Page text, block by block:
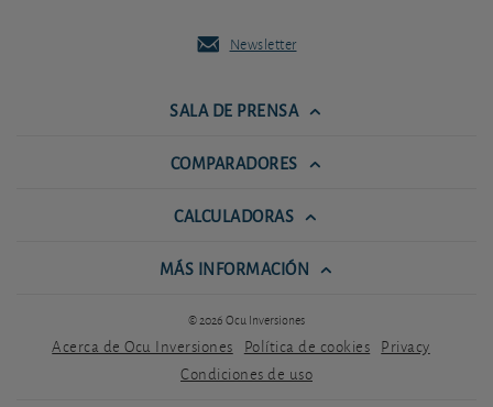
Newsletter
SALA DE PRENSA
COMPARADORES
CALCULADORAS
MÁS INFORMACIÓN
© 2026 Ocu Inversiones
Acerca de Ocu Inversiones Política de cookies Privacy
Condiciones de uso